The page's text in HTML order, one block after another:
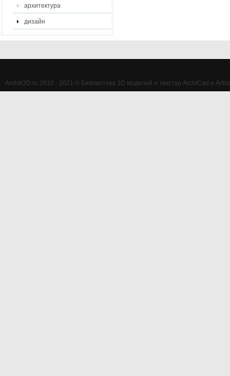
архитектура
дизайн
Archik3D.ru 2010 - 2021 © Библиотека 3D моделей и текстур ArchiCad и